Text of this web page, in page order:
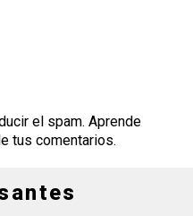
el spam. Aprende
tus comentarios.